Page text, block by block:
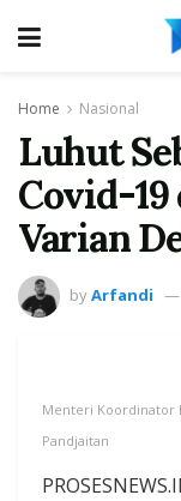
Home Nasional
Luhut
Covid-
Varian
byArfandi
Menteri Koordinator
Pandjaitan